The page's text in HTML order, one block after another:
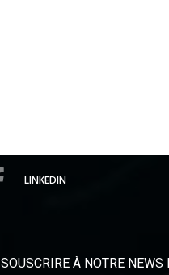
LINKEDIN
SOUSCRIRE À NOTRE NEWS